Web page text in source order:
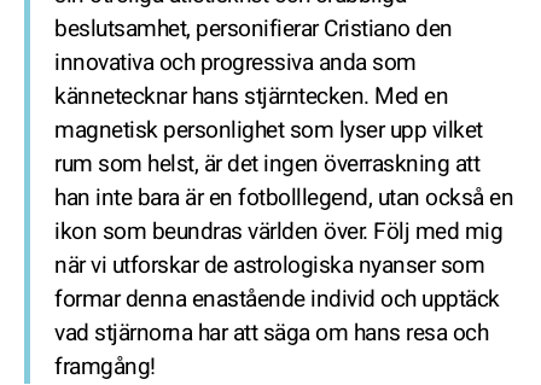
beslutsamhet, personifierar Cristiano den
innovativa och progressiva anda som
kännetecknar hans stjärntecken. Med en
magnetisk personlighet som lyser upp vilket
rum som helst, är det ingen överraskning att
han inte bara är en fotbolllegend, utan också en
ikon som beundras världen över. Följ med mig
när vi utforskar de astrologiska nyanser som
formar denna enastående individ och upptäck
vad stjärnorna har att säga om hans resa och
framgång!